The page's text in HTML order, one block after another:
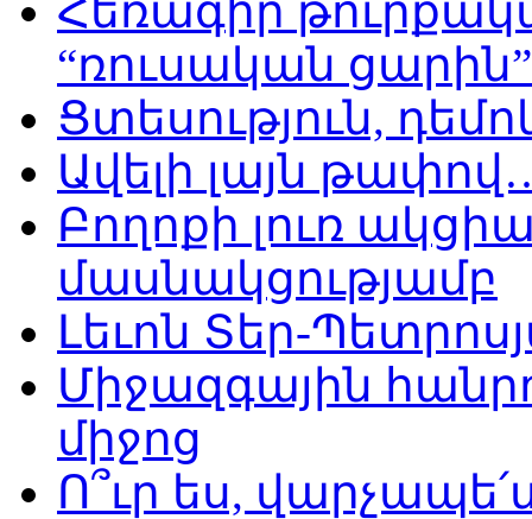
Հեռագիր
“ռուսական ցարին”
Ցտեսություն,
Ավելի լայն
Բողոքի լուռ
մասնակցությամբ
Լեւոն Տեր-
Միջազգային
միջոց
Ո՞ւր ես,